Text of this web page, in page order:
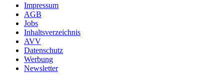
Impressum
AGB
Jobs
Inhaltsverzeichnis
AVV
Datenschutz
Werbung
Newsletter